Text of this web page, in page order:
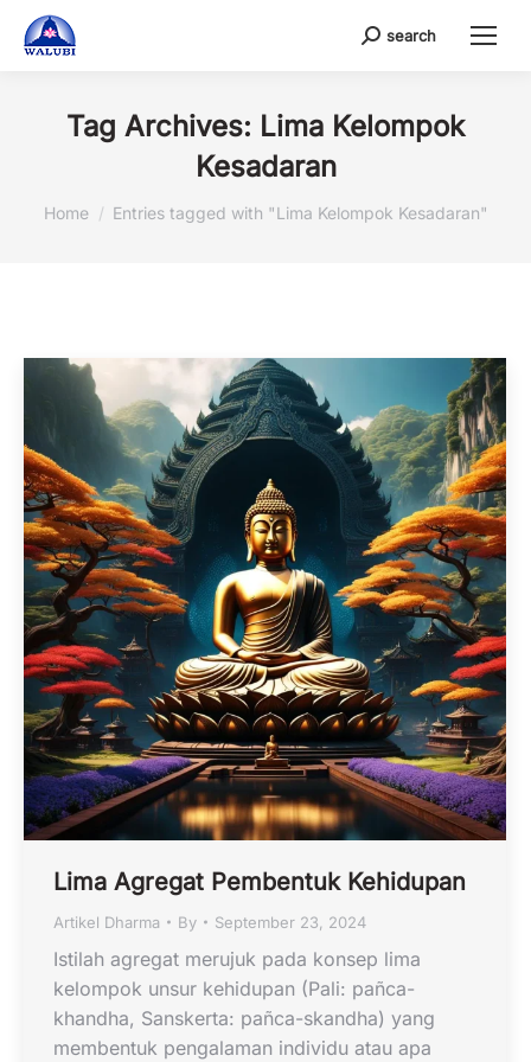
Search:
search
Tag Archives: Lima Kelompok
Kesadaran
You are here:
Home Entries tagged with "Lima Kelompok Kesadaran"
Lima Agregat Pembentuk Kehidupan
Artikel Dharma By September 23, 2024
Istilah agregat merujuk pada konsep lima
kelompok unsur kehidupan (Pali: pañca-
khandha, Sanskerta: pañca-skandha) yang
membentuk pengalaman individu atau apa